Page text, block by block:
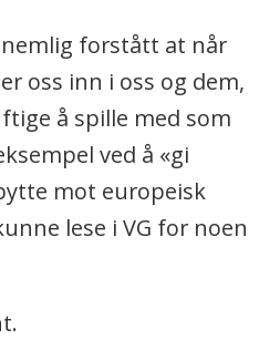
forstått at når
oss inn i oss og dem,
å spille med som
ved å «gi
mot europeisk
lese i VG for noen